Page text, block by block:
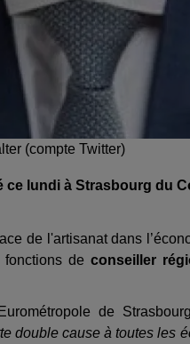
(compte Twitter)
ce lundi à Strasbourg du
de l'artisanatdans
fonctions deconseiller
de
double cause à toutes les